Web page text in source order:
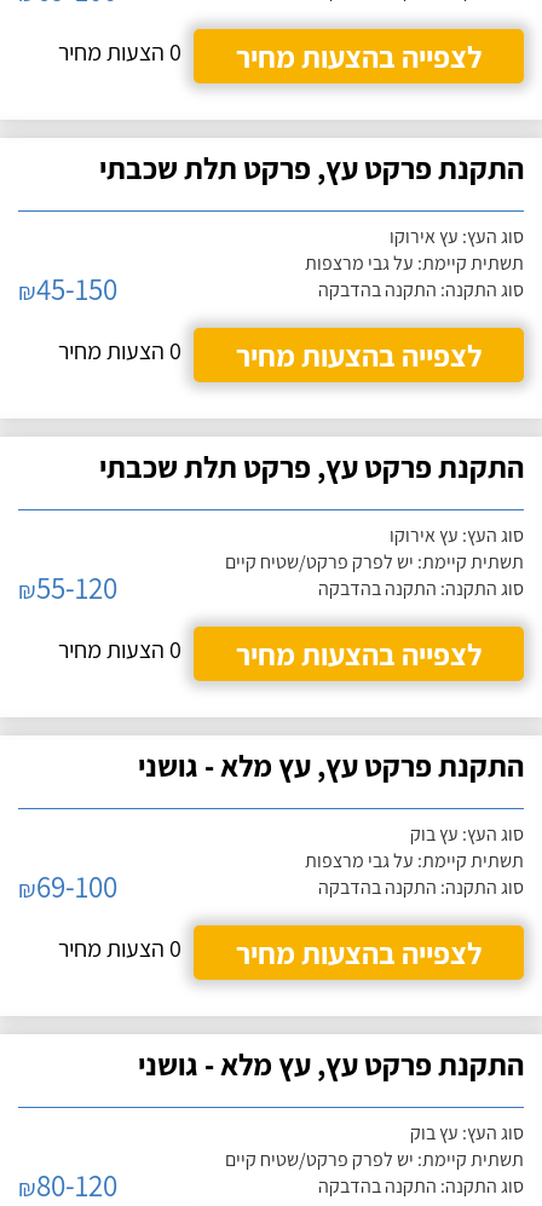
לצפייה בהצעות מחיר
0 הצעות מחיר
התקנת פרקט עץ, פרקט תלת שכבתי
סוג העץ: עץ אירוקו
תשתית קיימת: על גבי מרצפות
סוג התקנה: התקנה בהדבקה
₪45-150
לצפייה בהצעות מחיר
0 הצעות מחיר
התקנת פרקט עץ, פרקט תלת שכבתי
סוג העץ: עץ אירוקו
תשתית קיימת: יש לפרק פרקט/שטיח קיים
סוג התקנה: התקנה בהדבקה
₪55-120
לצפייה בהצעות מחיר
0 הצעות מחיר
התקנת פרקט עץ, עץ מלא - גושני
סוג העץ: עץ בוק
תשתית קיימת: על גבי מרצפות
סוג התקנה: התקנה בהדבקה
₪69-100
לצפייה בהצעות מחיר
0 הצעות מחיר
התקנת פרקט עץ, עץ מלא - גושני
סוג העץ: עץ בוק
תשתית קיימת: יש לפרק פרקט/שטיח קיים
סוג התקנה: התקנה בהדבקה
₪80-120